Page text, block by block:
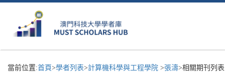
當前位置:首頁>學者列表>計算機科學與工程學院 >張濤>相關期刊列